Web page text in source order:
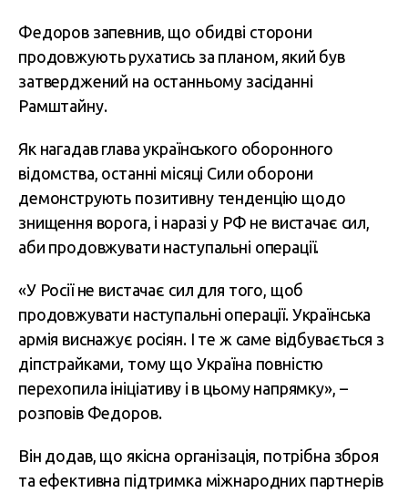
Федоров запевнив, що обидві сторони
продовжують рухатись за планом, який був
затверджений на останньому засіданні
Рамштайну.
Як нагадав глава українського оборонного
відомства, останні місяці Сили оборони
демонструють позитивну тенденцію щодо
знищення ворога, і наразі у РФ не вистачає сил,
аби продовжувати наступальні операції.
«У Росії не вистачає сил для того, щоб
продовжувати наступальні операції. Українська
армія виснажує росіян. І те ж саме відбувається з
діпстрайками, тому що Україна повністю
перехопила ініціативу і в цьому напрямку», –
розповів Федоров.
Він додав, що якісна організація, потрібна зброя
та ефективна підтримка міжнародних партнерів